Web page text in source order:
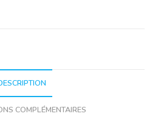
COMPLÉMENTAIRES